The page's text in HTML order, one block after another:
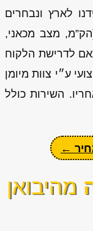
לארץ ונבחרים
מצב מכאני,
לדרישת הלקוח
ע״י צוות מיומן
השירות כולל
←
מהיבואן